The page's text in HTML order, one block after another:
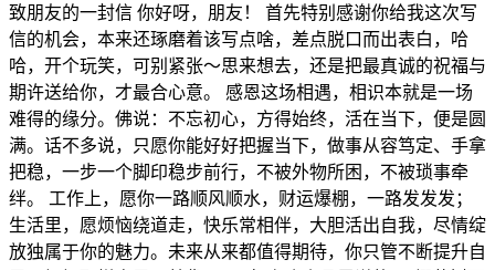
致朋友的一封信 你好呀，朋友！ 首先特别感谢你给我这次写
信的机会，本来还琢磨着该写点啥，差点脱口而出表白，哈
哈，开个玩笑，可别紧张～思来想去，还是把最真诚的祝福与
期许送给你，才最合心意。 感恩这场相遇，相识本就是一场
难得的缘分。佛说：不忘初心，方得始终，活在当下，便是圆
满。话不多说，只愿你能好好把握当下，做事从容笃定、手拿
把稳，一步一个脚印稳步前行，不被外物所困，不被琐事牵
绊。 工作上，愿你一路顺风顺水，财运爆棚，一路发发发；
生活里，愿烦恼绕道走，快乐常相伴，大胆活出自我，尽情绽
放独属于你的魅力。未来从来都值得期待，你只管不断提升自